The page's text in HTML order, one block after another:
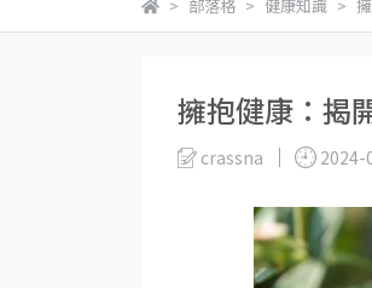
部落格 健康知識
擁抱健康：揭
crassna 2024-